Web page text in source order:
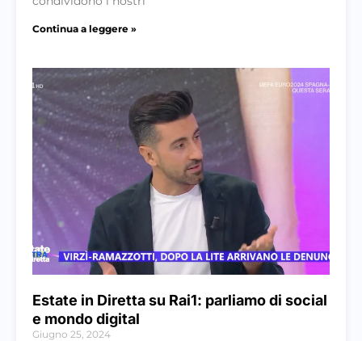
Continua a leggere »
Estate in Diretta su Rai1: parliamo di social
e mondo digital
Giugno 25, 2024